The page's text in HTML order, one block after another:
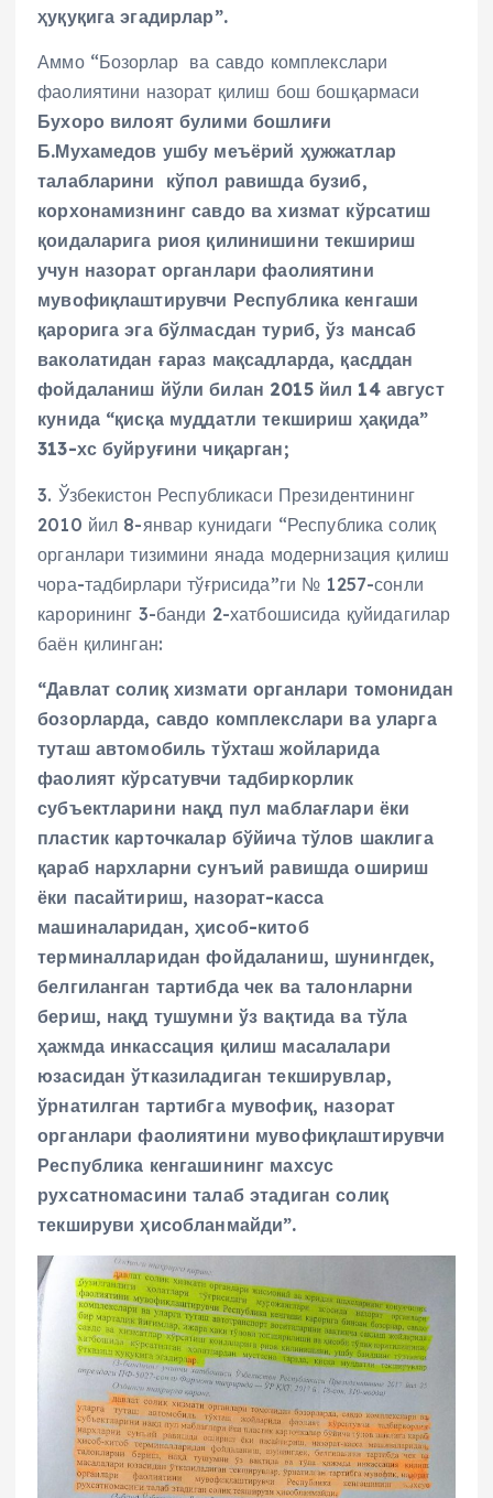
ҳуқуқига эгадирлар”.
Аммо “Бозорлар ва савдо комплекслари
фаолиятини назорат қилиш бош бошқармаси
Бухоро вилоят булими бошлиғи
Б.Мухамедов ушбу меъёрий ҳужжатлар
талабларини кўпол равишда бузиб,
корхонамизнинг савдо ва хизмат кўрсатиш
қоидаларига риоя қилинишини текшириш
учун назорат органлари фаолиятини
мувофиқлаштирувчи Республика кенгаши
қарорига эга бўлмасдан туриб, ўз мансаб
ваколатидан ғараз мақсадларда, қасддан
фойдаланиш йўли билан 2015 йил 14 август
кунида “қисқа муддатли текшириш ҳақида”
313-хс буйруғини чиқарган;
3. Ўзбекистон Республикаси Президентининг
2010 йил 8-январ кунидаги “Республика солиқ
органлари тизимини янада модернизация қилиш
чора-тадбирлари тўғрисида”ги № 1257-сонли
карорининг 3-банди 2-хатбошисида қуйидагилар
баён қилинган:
“Давлат солиқ хизмати органлари томонидан
бозорларда, савдо комплекслари ва уларга
туташ автомобиль тўхташ жойларида
фаолият кўрсатувчи тадбиркорлик
субъектларини нақд пул маблағлари ёки
пластик карточкалар бўйича тўлов шаклига
қараб нархларни сунъий равишда ошириш
ёки пасайтириш, назорат-касса
машиналаридан, ҳисоб-китоб
терминалларидан фойдаланиш, шунингдек,
белгиланган тартибда чек ва талонларни
бериш, нақд тушумни ўз вақтида ва тўла
ҳажмда инкассация қилиш масалалари
юзасидан ўтказиладиган текширувлар,
ўрнатилган тартибга мувофиқ, назорат
органлари фаолиятини мувофиқлаштирувчи
Республика кенгашининг махсус
рухсатномасини талаб этадиган солиқ
текшируви ҳисобланмайди”.